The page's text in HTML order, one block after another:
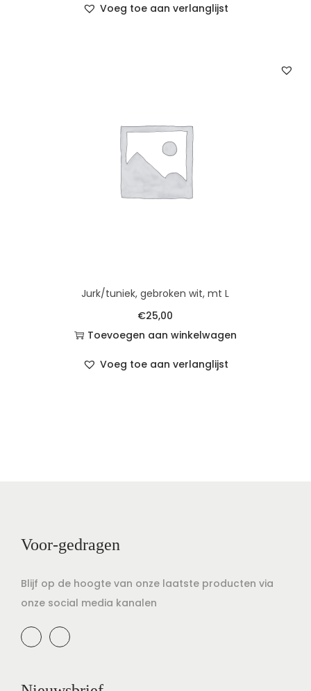
Voeg toe aan verlanglijst
Jurk/tuniek, gebroken wit, mt L
€25,00
Toevoegen aan winkelwagen
Voeg toe aan verlanglijst
Voor-gedragen
Blijf op de hoogte van onze laatste producten via
onze social media kanalen